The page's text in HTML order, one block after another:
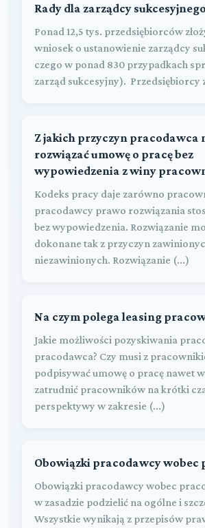
Rady dla zarządcy sukcesyjnego
Ponad 12,5 tys. przedsiębiorców
wniosek o ustanowienie zarządcy
czego w ponad 830 przypadkach
zarząd sukcesyjny). Przedsiębiorcy
Z jakich przyczyn pracodawca
rozwiązać umowę o pracę bez
wypowiedzenia z winy
Kodeks pracy daje zarówno
pracodawcy prawo rozwiązania
bez wypowiedzenia. Rozwiązanie
dokonane tak z przyczyn
niezawinionych. Rozwiązanie (...)
Na czym polega leasing
Jakie możliwości pozyskiwania
pracodawca? Czy musi z
podpisywać umowę o pracę nawet
zatrudnić pracowników na krótki
perspektywy w zakresie (...)
Obowiązki pracodawcy wobec
Obowiązki pracodawcy wobec
w zasadzie podzielić na ogólne i
Wszystkie wynikają z przepisów